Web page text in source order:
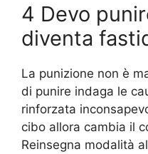
4 Devo
diventa
La punizione non è
di punire indaga le
rinforzata
cibo allora cambia il
Reinsegna modalità